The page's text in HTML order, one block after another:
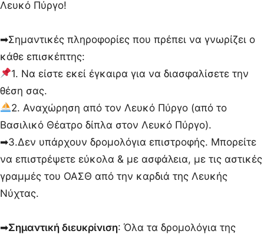
Λευκό Πύργο!
➡Σημαντικές πληροφορίες που πρέπει να γνωρίζει ο
κάθε επισκέπτης:
1. Να είστε εκεί έγκαιρα για να διασφαλίσετε την
θέση σας.
2. Αναχώρηση από τον Λευκό Πύργο (από το
Βασιλικό Θέατρο δίπλα στον Λευκό Πύργο).
➡3.Δεν υπάρχουν δρομολόγια επιστροφής. Μπορείτε
να επιστρέψετε εύκολα & με ασφάλεια, με τις αστικές
γραμμές του ΟΑΣΘ από την καρδιά της Λευκής
Νύχτας.
➡Σημαντική διευκρίνιση: Όλα τα δρομολόγια της